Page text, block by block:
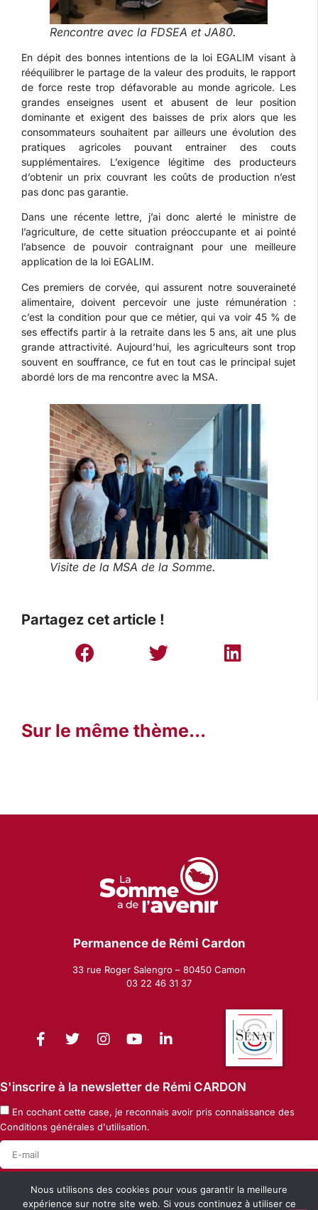
Rencontre avec la FDSEA et JA80.
En dépit des bonnes intentions de la loi EGALIM visant à
rééquilibrer le partage de la valeur des produits, le rapport
de force reste trop défavorable au monde agricole. Les
grandes enseignes usent et abusent de leur position
dominante et exigent des baisses de prix alors que les
consommateurs souhaitent par ailleurs une évolution des
pratiques agricoles pouvant entrainer des couts
supplémentaires. L’exigence légitime des producteurs
d’obtenir un prix couvrant les coûts de production n’est
pas donc pas garantie.
Dans une récente lettre, j’ai donc alerté le ministre de
l’agriculture, de cette situation préoccupante et ai pointé
l’absence de pouvoir contraignant pour une meilleure
application de la loi EGALIM.
Ces premiers de corvée, qui assurent notre souveraineté
alimentaire, doivent percevoir une juste rémunération :
c’est la condition pour que ce métier, qui va voir 45 % de
ses effectifs partir à la retraite dans les 5 ans, ait une plus
grande attractivité. Aujourd’hui, les agriculteurs sont trop
souvent en souffrance, ce fut en tout cas le principal sujet
abordé lors de ma rencontre avec la MSA.
Visite de la MSA de la Somme.
Partagez cet article !
Sur le même thème...
Permanence de Rémi Cardon
33 rue Roger Salengro – 80450 Camon
03 22 46 31 37
S'inscrire à la newsletter de Rémi CARDON
En cochant cette case, je reconnais avoir pris connaissance des
Conditions générales d'utilisation.
Ok
Nous utilisons des cookies pour vous garantir la meilleure
expérience sur notre site web. Si vous continuez à utiliser ce